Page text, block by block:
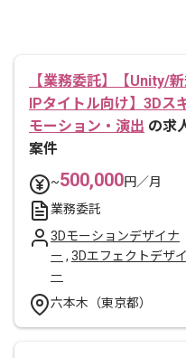
【業務委託】【Unity/
IPタイトル向け】3Dス
モーション・演出 の求
案件
~500,000円／月
業務委託
3Dモーションデザイナ
ー , 3Dエフェクトデザ
ー
六本木（東京都）